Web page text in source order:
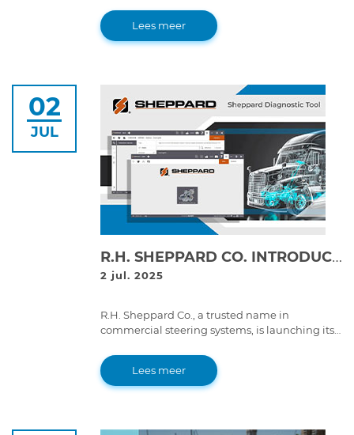
maintenance, efficiency, and long-term costs.
Lees meer
02
JUL
R.H. SHEPPARD CO. INTRODUCES THE FIRST-EVER DIAGNOSTICS TOOL BUILT FOR THEIR OWN SYSTEMS: SHEPPARD DIAGNOSTIC TOOL (SDT)
2 jul. 2025
R.H. Sheppard Co., a trusted name in
commercial steering systems, is launching its
partnership with Cojali, the company behind
Jaltest.Lees meer